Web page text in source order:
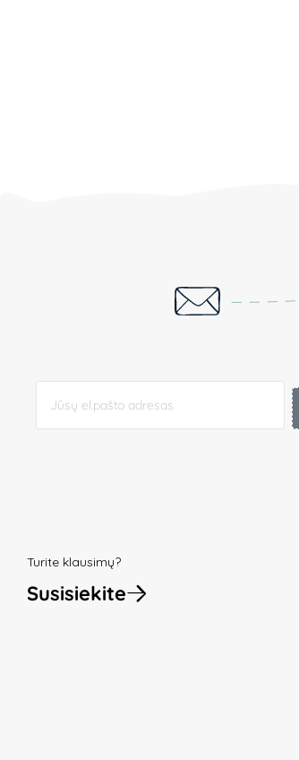
Turite klausimų?
Susisiekite